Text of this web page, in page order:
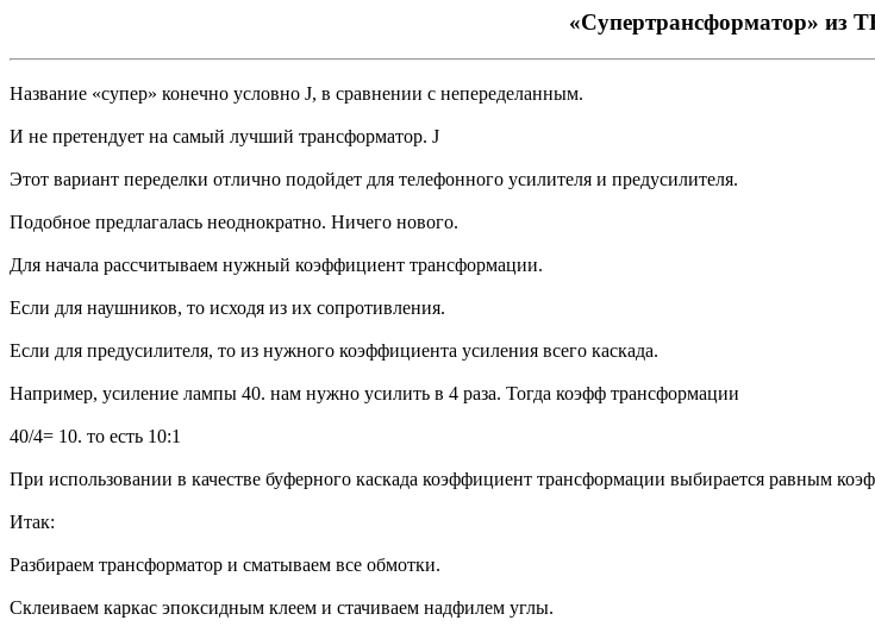
«Супертрансформатор» из
Название «супер» конечно условно J, в сравнении с непеределанным.
И не претендует на самый лучший трансформатор. J
Этот вариант переделки отлично подойдет для телефонного усилителя и предусилителя.
Подобное предлагалась неоднократно. Ничего нового.
Для начала рассчитываем нужный коэффициент трансформации.
Если для наушников, то исходя из их сопротивления.
Если для предусилителя, то из нужного коэффициента усиления всего каскада.
Например, усиление лампы 40. нам нужно усилить в 4 раза. Тогда коэфф трансформации
40/4= 10. то есть 10:1
При использовании в качестве буферного каскада коэффициент трансформации выбирается равным
Итак:
Разбираем трансформатор и сматываем все обмотки.
Склеиваем каркас эпоксидным клеем и стачиваем надфилем углы.